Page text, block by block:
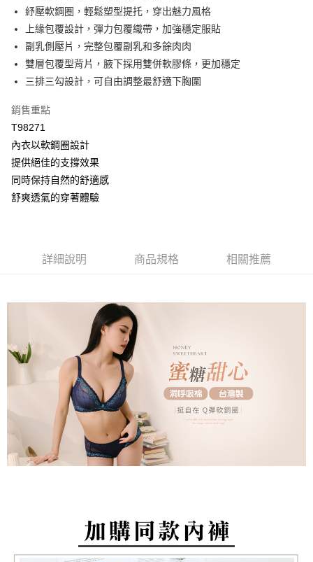
相關說明
【大哥付你分期使用說明】
1.本服務由台灣大哥大提供，台灣大哥大用戶可立即使用無須另外申請。
2.付款方式選擇「大哥付你分期」，訂單成立後會自動跳轉到大哥付的交易
流程，驗證手機門號後，選擇欲分期的期數、繳款截止日，確認付款後即完
3.實際核准額度、可分期數及費用金額請依後續交易確認頁面所載為準。
消。如遇「轉專審核」未通過狀況，表示未達大哥付你分期系統評分，恕無
法說明評估內容。
1.分期款項不併入電信帳單，「大哥付你分期」於每月結算日後寄送繳費提
醒簡訊。
2.透過簡訊連結打開帳單後，可選擇「超商條碼／台灣大直營門市／銀行轉
帳／街口支付／iPASS MONEY」等通路繳費。
2.基於同意付款使用「大哥付你分期」之契約關係目的，商店將以您的個人
AFTEE先享後付
相關說明
【關於「AFTEE先享後付」】
AFTEE先享後付是「在收到商品之後才付款」的支付方式。 讓您購物簡單
１．簡單：不需註冊會員、不需綁卡、不需儲值。
２．便利：只要手機號碼，簡訊認證，即可結帳。
３．安心：先確認商品／服務後，再付款。
【「AFTEE先享後付」結帳流程】
１．於結帳方式選擇「AFTEE先享後付」後，將跳轉至「AFTEE先享後付」
結帳頁面，進行簡訊認證並確認金額後，即可完成結帳。
２．訂單成立數日內，您將收到繳費通知簡訊。
３．收到繳費通知簡訊後14天內，點擊此簡訊中的連結，可透過四大超商／
後付繳納相關費用。
※ 交易是否成功請以「AFTEE先享後付 」之結帳頁面顯示為準，若有關於
１．透過由恩沛科技股份有限公司提供之「AFTEE先享後付」服務完成之交
易，需依本服務之必要範圍內提供個人資料，並將交易相關給付款項請求債
權轉讓予恩沛科技股份有限公司。
２．關於個人資料處理事宜，請瀏覽以下網址：
https://aftee.tw/terms/#terms3
３．未成年的使用者請事先徵得法定代理人或監護人之同意方可使用
「AFTEE先享後付」，若未經同意申辦者引起之損失，本公司不負相關責
４．使用「AFTEE先享後付」時，將依據個別帳號之用戶狀況，依本公司即
時審查核予不同之上限額度；若仍有額度不足之情形，本公司將視審查結果
請求用戶進行身份認證。
５．嚴禁一人註冊多個帳號或使用他人資訊註冊。若發現惡意使用之情形，
Hami Point
「Hami Point」為中華電信所提供之點數服務，可於會員專區綁定中華電信
貨到付款
運送方式
全家取貨付款
每筆NT$80，滿NT$499(含以上)免運費
每筆NT$80，滿NT$799(含以上)免運費
付款後萊爾富取貨
每筆NT$80，滿NT$799(含以上)免運費
7-11取貨付款
每筆NT$80，滿NT$799(含以上)免運費
付款後7-11取貨
每筆NT$80，滿NT$799(含以上)免運費
每筆NT$80，滿NT$890(含以上)免運費
紓壓軟鋼圈，輕鬆塑型提托，穿出魅力風格
上緣包覆設計，彈力包覆織帶，加強穩定服貼
副乳側壓片，完整包覆副乳和多餘肉肉
雙層包覆型背片，腋下採用雙併軟膠條，更加穩定
三排三勾設計，可自由調整最舒適下胸圍
銷售重點
T98271
內衣以軟鋼圈設計
提供絕佳的支撐效果
同時保持自然的舒適感
舒爽透氣的穿著體驗
詳細說明 商品規格 相關推薦